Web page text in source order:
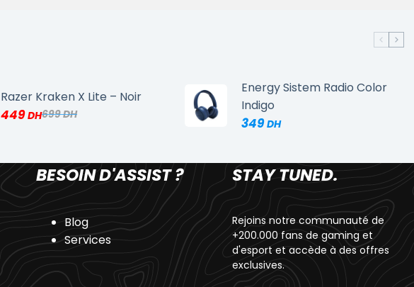
Razer Kraken X Lite – Noir
699
449
Energy Sistem Radio Color
Indigo
349
BESOIN D'ASSIST ?
Blog
Services
STAY TUNED.
Rejoins notre communauté de
+200.000 fans de gaming et
d'esport et accède à des offres
exclusives.